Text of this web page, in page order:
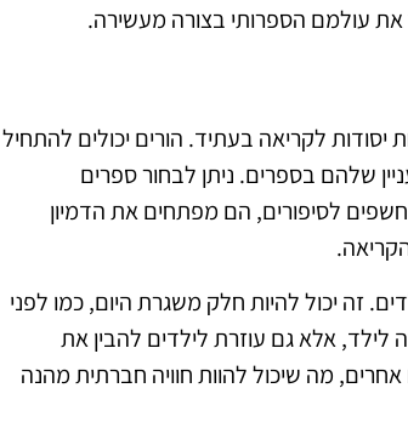
את עולמם הספרותי בצורה מעשירה.
לקריאה בעתיד. הורים יכולים להתחיל
שלהם בספרים. ניתן לבחור ספרים
לסיפורים, הם מפתחים את הדמיון
זה יכול להיות חלק משגרת היום, כמו לפני
אלא גם עוזרת לילדים להבין את
מה שיכול להוות חוויה חברתית מהנה